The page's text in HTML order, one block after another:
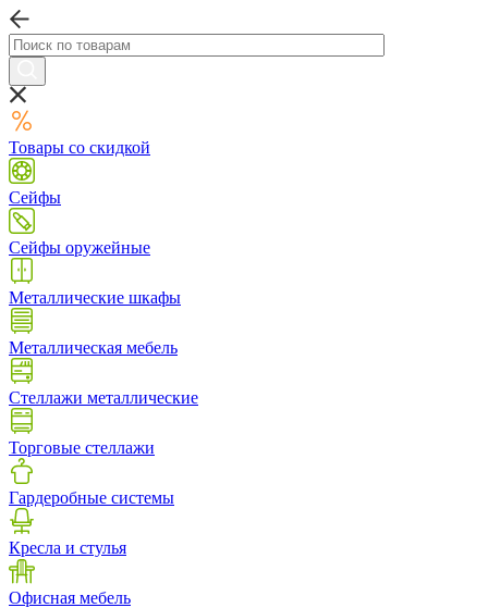
Товары со скидкой
Сейфы
Сейфы оружейные
Металлические шкафы
Металлическая мебель
Стеллажи металлические
Торговые стеллажи
Гардеробные системы
Кресла и стулья
Офисная мебель